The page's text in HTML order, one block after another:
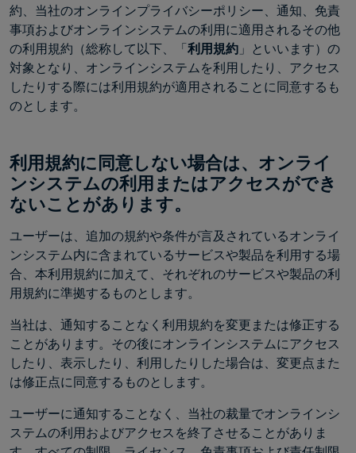
約、当社のオンラインプライバシーポリシー、通知、免責
事項およびオンラインシステムの利用に適用されるその他
の利用規約（総称して以下、「利用規約 」といいます）の
対象となり、オンラインシステムを利用したり、アクセス
したりする際には利用規約が適用されることに同意するも
のとします。
利用規約に同意しない場合は、オンライ
ンシステムの利用またはアクセスができ
ないことがあります。
ユーザーは、追加の規約や条件が言及されているオンライ
ンシステム内に含まれているサービスや製品を利用する場
合、本利用規約に加えて、それぞれのサービスや製品の利
用規約に準拠するものとします。
当社は、通知することなく利用規約を変更または修正する
ことがあります。その後にオンラインシステムにアクセス
したり、表示したり、利用したりした場合は、変更点また
は修正点に同意するものとします。
ユーザーに通知することなく、当社の裁量でオンラインシ
ステムの利用およびアクセスを終了させることがありま